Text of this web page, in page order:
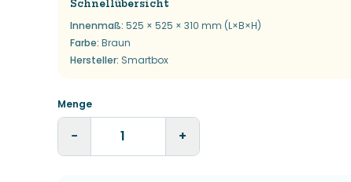
Schnellübersicht
Innenmaß: 525 × 525 × 310 mm (L×B×H)
Farbe: Braun
Hersteller: Smartbox
Menge
− +